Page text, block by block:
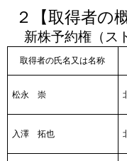
２【取得者の
新株予約権（ス
取得者の氏名又は名称
松永 崇
入澤 拓也